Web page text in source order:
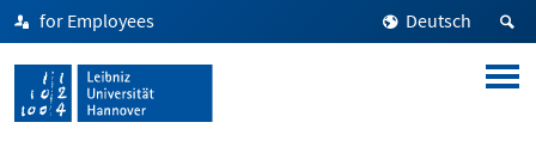
for Employees Deutsch